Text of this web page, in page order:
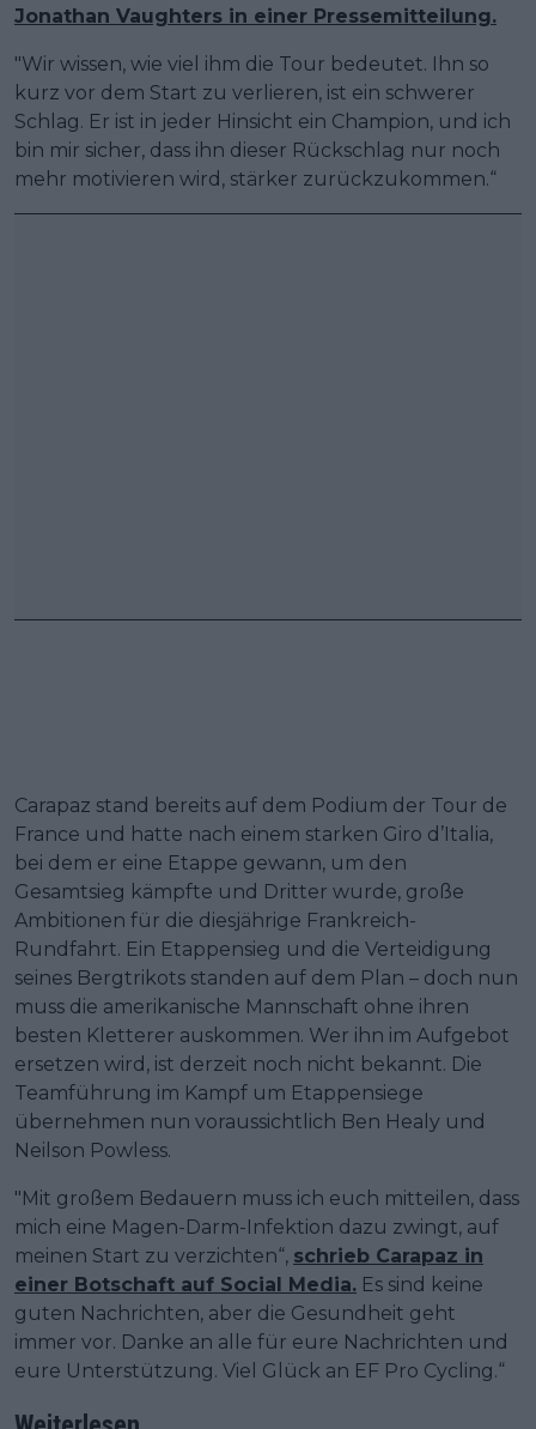
Jonathan Vaughters in einer Pressemitteilung.
"Wir wissen, wie viel ihm die Tour bedeutet. Ihn so
kurz vor dem Start zu verlieren, ist ein schwerer
Schlag. Er ist in jeder Hinsicht ein Champion, und ich
bin mir sicher, dass ihn dieser Rückschlag nur noch
mehr motivieren wird, stärker zurückzukommen.“
Carapaz stand bereits auf dem Podium der Tour de
France und hatte nach einem starken Giro d’Italia,
bei dem er eine Etappe gewann, um den
Gesamtsieg kämpfte und Dritter wurde, große
Ambitionen für die diesjährige Frankreich-
Rundfahrt. Ein Etappensieg und die Verteidigung
seines Bergtrikots standen auf dem Plan – doch nun
muss die amerikanische Mannschaft ohne ihren
besten Kletterer auskommen. Wer ihn im Aufgebot
ersetzen wird, ist derzeit noch nicht bekannt. Die
Teamführung im Kampf um Etappensiege
übernehmen nun voraussichtlich Ben Healy und
Neilson Powless.
"Mit großem Bedauern muss ich euch mitteilen, dass
mich eine Magen-Darm-Infektion dazu zwingt, auf
meinen Start zu verzichten“, schrieb Carapaz in
einer Botschaft auf Social Media. Es sind keine
guten Nachrichten, aber die Gesundheit geht
immer vor. Danke an alle für eure Nachrichten und
eure Unterstützung. Viel Glück an EF Pro Cycling.“